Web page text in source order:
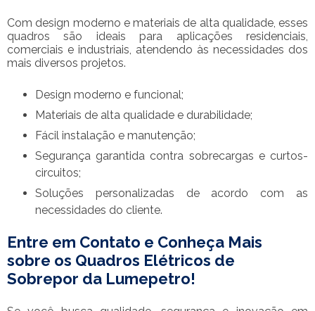
Com design moderno e materiais de alta qualidade, esses
quadros são ideais para aplicações residenciais,
comerciais e industriais, atendendo às necessidades dos
mais diversos projetos.
Design moderno e funcional;
Materiais de alta qualidade e durabilidade;
Fácil instalação e manutenção;
Segurança garantida contra sobrecargas e curtos-
circuitos;
Soluções personalizadas de acordo com as
necessidades do cliente.
Entre em Contato e Conheça Mais
sobre os Quadros Elétricos de
Sobrepor da Lumepetro!